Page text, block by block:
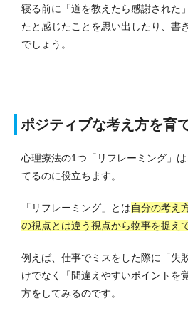
寝る前に「道を教えたら感謝された
たと感じたことを思い出したり、書
でしょう。
ポジティブな考え方を育
心理療法の1つ「リフレーミング」
てるのに役立ちます。
「リフレーミング」とは自分の考え
の視点とは違う視点から物事を捉え
例えば、仕事でミスをした際に「失
けでなく「間違えやすいポイントを
方をしてみるのです。